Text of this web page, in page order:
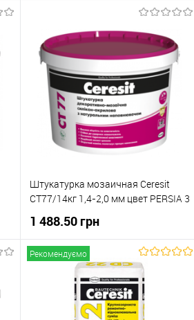
Купити в 1 клік
До
порівняння
В вибране
Під
замовлення
Штукатурка мозаичная Ceresit
СТ77/14кг 1,4-2,0 мм цвет PERSIA 3
1 488.50 грн
В корзину
Купити в 1 клік
До
порівняння
Рекомендуємо